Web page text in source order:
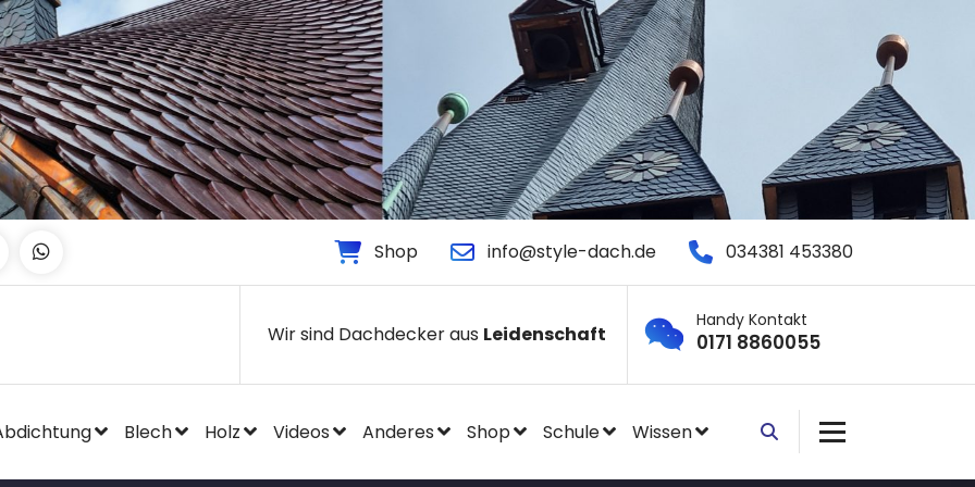
Shop info@style-dach.de 034381 453380
Wir sind Dachdecker aus Leidenschaft
Handy Kontakt
0171 8860055
Blech Holz Videos Anderes Shop Schule Wissen